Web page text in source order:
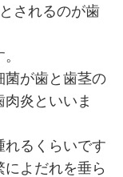
されるのが歯
菌が歯と歯茎の
炎といいま
れるくらいです
よだれを垂ら